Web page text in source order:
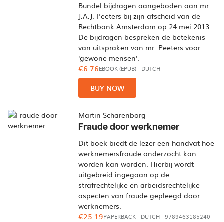
Bundel bijdragen aangeboden aan mr.
J.A.J. Peeters bij zijn afscheid van de
Rechtbank Amsterdam op 24 mei 2013.
De bijdragen bespreken de betekenis
van uitspraken van mr. Peeters voor
'gewone mensen'.
€6.76EBOOK (EPUB)- DUTCH
BUY NOW
Martin Scharenborg
Fraude door werknemer
Dit boek biedt de lezer een handvat hoe
werknemersfraude onderzocht kan
worden kan worden. Hierbij wordt
uitgebreid ingegaan op de
strafrechtelijke en arbeidsrechtelijke
aspecten van fraude gepleegd door
werknemers.
€25.19PAPERBACK- DUTCH- 9789463185240